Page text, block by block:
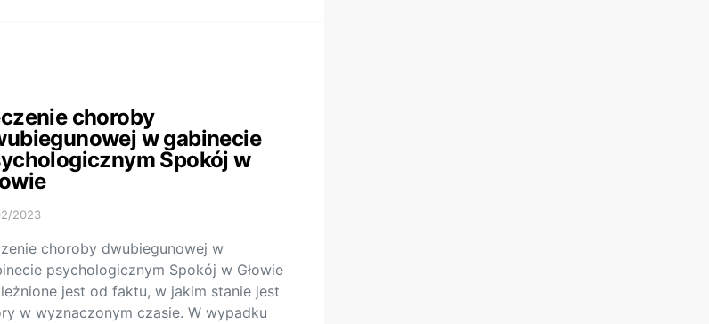
choroby
w gabinecie
Spokój w
2023
choroby dwubiegunowej w
psychologicznym Spokój w Głowie
jest od faktu, w jakim stanie jest
w wyznaczonym czasie. W wypadku